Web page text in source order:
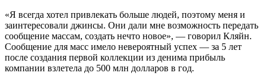
«Я всегда хотел привлекать больше людей, поэтому меня и
заинтересовали джинсы. Они дали мне возможность передать
сообщение массам, создать нечто новое», — говорил Кляйн.
Сообщение для масс имело невероятный успех — за 5 лет
после создания первой коллекции из денима прибыль
компании взлетела до 500 млн долларов в год.